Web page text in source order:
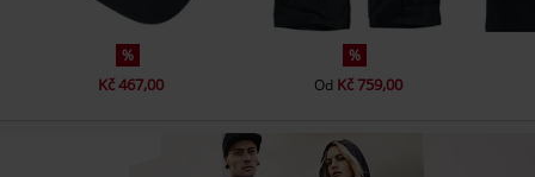
%
Kč 467,00
%
Od Kč 759,00